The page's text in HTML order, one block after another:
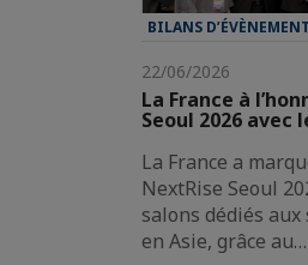
BILANS D’ÉVÈNEMENT
22/06/2026
La France à
Seoul 2026 avec
La France a
NextRise Seoul
salons dédiés
en Asie, grâce au…